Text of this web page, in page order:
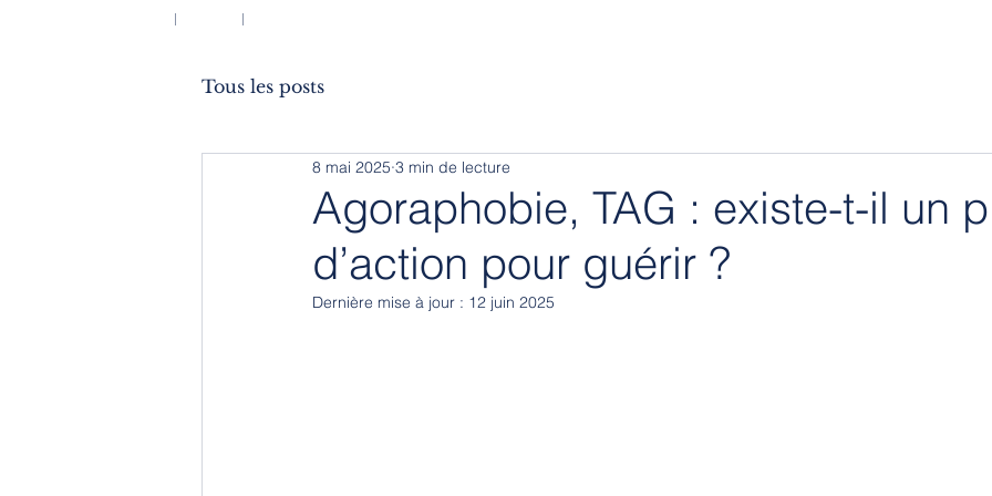
Tous les posts
Agoraphobie, TAG : existe-t-il un
d’action pour guérir ?
8 mai 2025 3 min de lecture
Dernière mise à jour : 12 juin 2025